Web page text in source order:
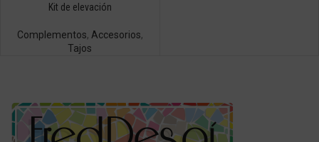
Kit de elevación
Complementos, Accesorios,
Tajos